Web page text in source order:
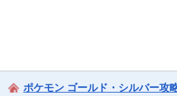
ポケモン ゴールド・シルバー攻